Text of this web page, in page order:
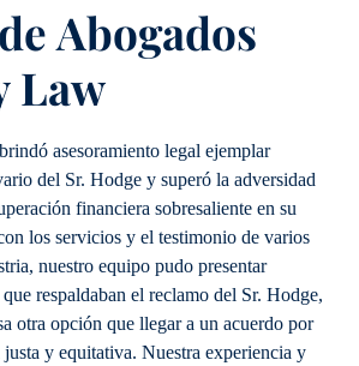
Abogados
Law
asesoramiento legal ejemplar
del Sr. Hodge y superó la adversidad
financiera sobresaliente en su
los servicios y el testimonio de varios
nuestro equipo pudo presentar
respaldaban el reclamo del Sr. Hodge,
otra opción que llegar a un acuerdo por
y equitativa. Nuestra experiencia y